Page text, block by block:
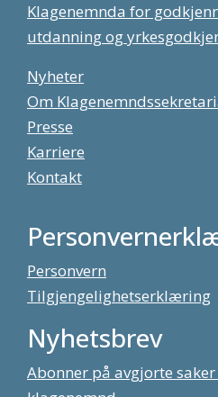
Klagenemnda for
utdanning og
Nyheter
Om
Presse
Karriere
Kontakt
Personvern
Tilgjengelighetserklæring
Nyhetsbrev
Abonner på avgjorte